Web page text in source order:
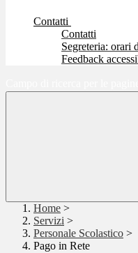
Contatti
Contatti
Segreteria: orari
Feedback
Home >
Servizi >
Personale Scolastico >
Pago in Rete